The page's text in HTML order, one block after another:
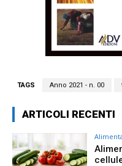
TAGS Anno 2021 - n. 00
ARTICOLI RECENTI